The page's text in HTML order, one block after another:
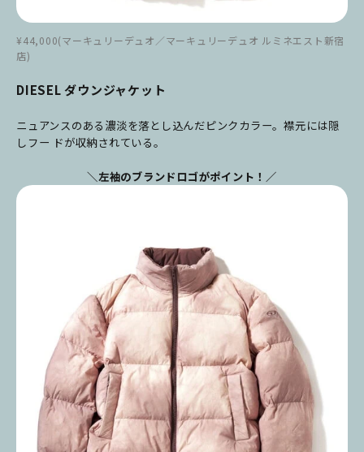
¥44,000(マーキュリーデュオ／マーキュリーデュオ ルミネエスト新宿
店)
DIESEL ダウンジャケット
ニュアンスのある濃淡を落とし込んだピンクカラー。襟元には隠
しフー ドが収納されている。
＼左袖のブランドロゴがポイント！／